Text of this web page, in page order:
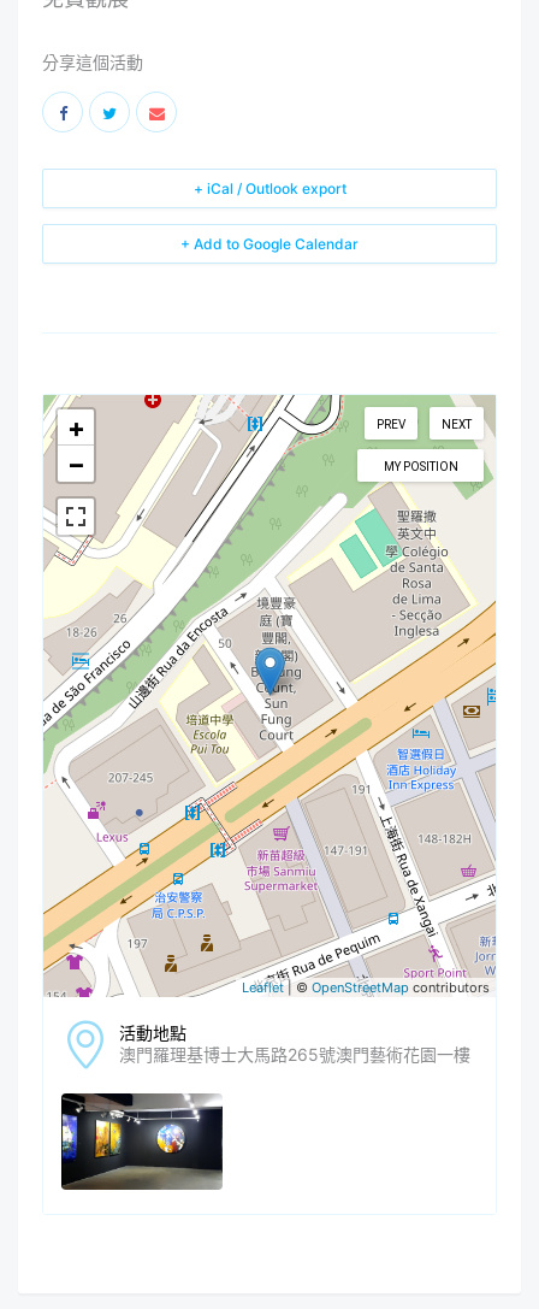
分享這個活動
+ Add to Google Calendar
+ iCal / Outlook export
NEXT
PREV
MY POSITION
+
−
Leaflet| © OpenStreetMap contributors
活動地點
澳門羅理基博士大馬路265號澳門藝術花園一樓